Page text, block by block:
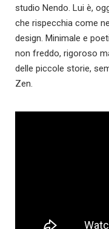
studio Nendo. Lui è,
che rispecchia come
design. Minimale e
non freddo, rigoroso
delle piccole storie,
Zen.